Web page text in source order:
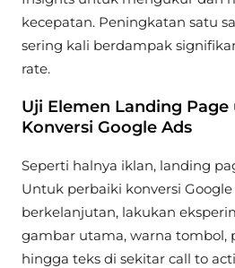
kecepatan. Peningkatan satu
sering kali berdampak
rate.
Uji Elemen Landing
Konversi Google Ads
Seperti halnya iklan, landing
Untuk perbaiki konversi Google
berkelanjutan, lakukan
gambar utama, warna tombol,
hingga teks di sekitar call to